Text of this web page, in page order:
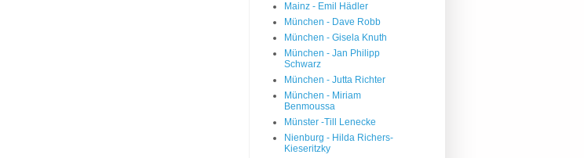
Mainz - Emil Hädler
München - Dave Robb
München - Gisela Knuth
München - Jan Philipp
Schwarz
München - Jutta Richter
München - Miriam
Benmoussa
Münster -Till Lenecke
Nienburg - Hilda Richers-
Kieseritzky